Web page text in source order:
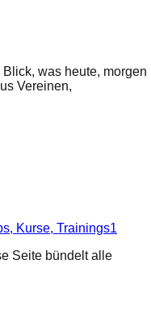
was heute, morgen
Vereinen,
Kurse, Trainings1
Seite bündelt alle